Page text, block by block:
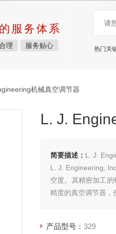
服务体系
理 服务贴心 热门关
机械真空调节器
L. J.
简要描述： L. J.
L. J. Engineering,
空度。其精密加工
精度的真空调节器，
产品型号： 329